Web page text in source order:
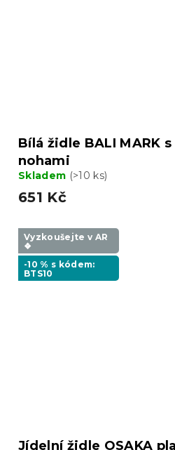
Bílá židle BALI MARK
nohami
Skladem (>10 ks)
651 Kč
Vyzkoušejte v AR
❖
-10 % s kódem:
BTS10
Jídelní židle OSAKA